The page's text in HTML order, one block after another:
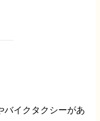
バイクタクシーがあ